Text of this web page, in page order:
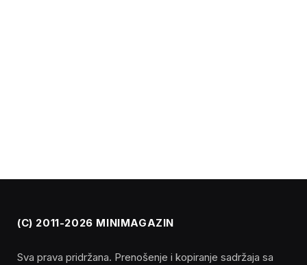
(C) 2011-2026 MINIMAGAZIN
Sva prava pridržana. Prenošenje i kopiranje sadržaja sa